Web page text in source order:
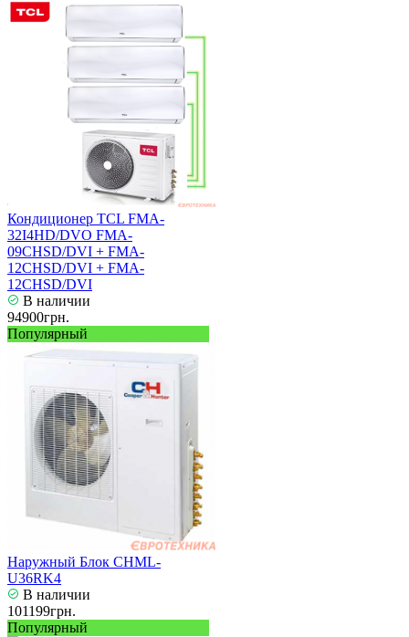
Кондиционер TCL FMA-
32I4HD/DVO FMA-
09CHSD/DVI + FMA-
12CHSD/DVI + FMA-
12CHSD/DVI
В наличии
94900грн.
Популярный
Наружный Блок CHML-
U36RK4
В наличии
101199грн.
Популярный